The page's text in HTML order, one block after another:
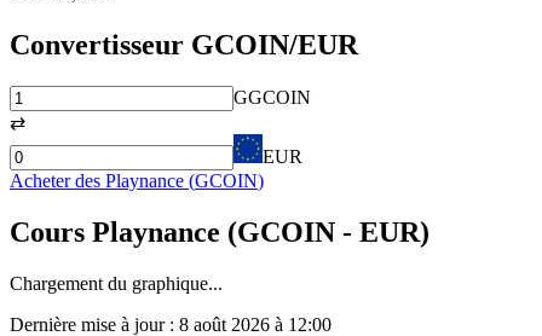
Convertisseur GCOIN/EUR
GGCOIN
⇄
EUR
Acheter des Playnance (GCOIN)
Cours Playnance (GCOIN - EUR)
Chargement du graphique...
Dernière mise à jour : 8 août 2026 à 12:00